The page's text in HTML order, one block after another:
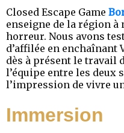
Closed Escape Game
enseigne de la région à
horreur. Nous avons
d’affilée en enchaînant
dès à présent le travail
l’équipe entre les deux
l’impression de vivre
Immersion